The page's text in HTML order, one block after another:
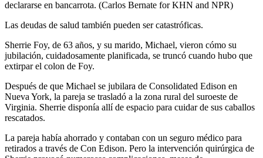
declararse en bancarrota. (Carlos Bernate for KHN and NPR)
Las deudas de salud también pueden ser catastróficas.
Sherrie Foy, de 63 años, y su marido, Michael, vieron cómo su
jubilación, cuidadosamente planificada, se truncó cuando hubo que
extirpar el colon de Foy.
Después de que Michael se jubilara de Consolidated Edison en
Nueva York, la pareja se trasladó a la zona rural del suroeste de
Virginia. Sherrie disponía allí de espacio para cuidar de sus caballos
rescatados.
La pareja había ahorrado y contaban con un seguro médico para
retirados a través de Con Edison. Pero la intervención quirúrgica de